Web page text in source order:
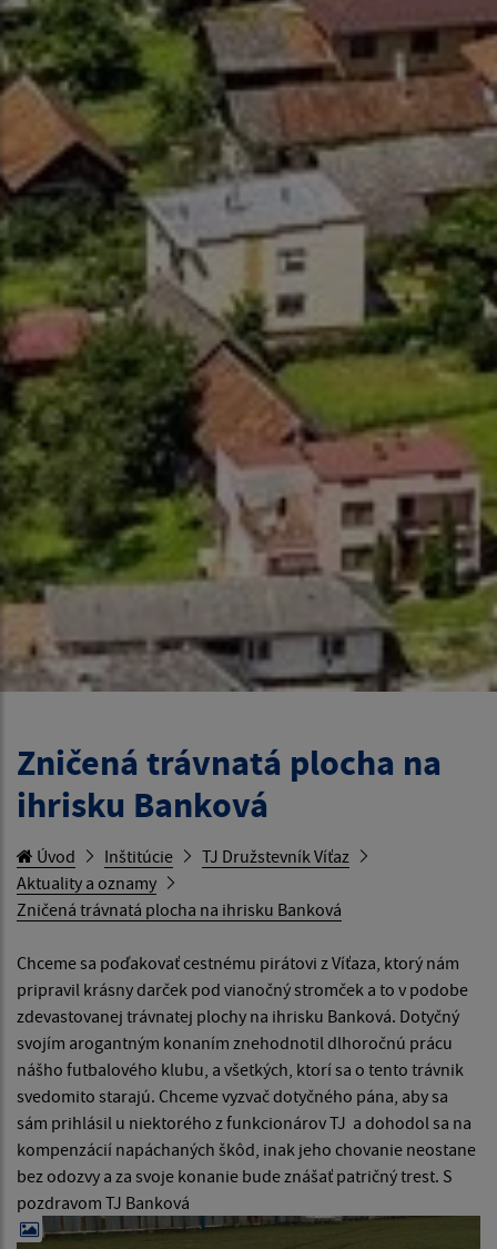
Zničená trávnatá plocha na
ihrisku Banková
Úvod Inštitúcie
TJ Družstevník Víťaz
Aktuality a oznamy
Zničená trávnatá plocha na ihrisku Banková
Chceme sa poďakovať cestnému pirátovi z Víťaza, ktorý nám
pripravil krásny darček pod vianočný stromček a to v podobe
zdevastovanej trávnatej plochy na ihrisku Banková. Dotyčný
svojím arogantným konaním znehodnotil dlhoročnú prácu
nášho futbalového klubu, a všetkých, ktorí sa o tento trávnik
svedomito starajú. Chceme vyzvač dotyčného pána, aby sa
sám prihlásil u niektorého z funkcionárov TJ a dohodol sa na
kompenzácií napáchaných škôd, inak jeho chovanie neostane
bez odozvy a za svoje konanie bude znášať patričný trest. S
pozdravom TJ Banková